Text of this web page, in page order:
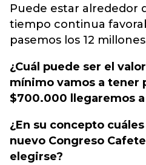
Puede estar alrededor
tiempo continua
pasemos los 12
¿Cuál puede ser el
mínimo vamos a tener
$700.000 llegaremos
¿En su concepto
nuevo Congreso
elegirse?